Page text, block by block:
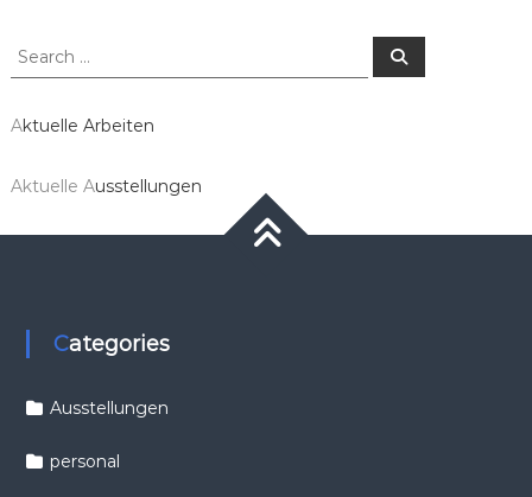
Search
Search
Aktuelle Arbeiten
Aktuelle Ausstellungen
Categories
Ausstellungen
personal